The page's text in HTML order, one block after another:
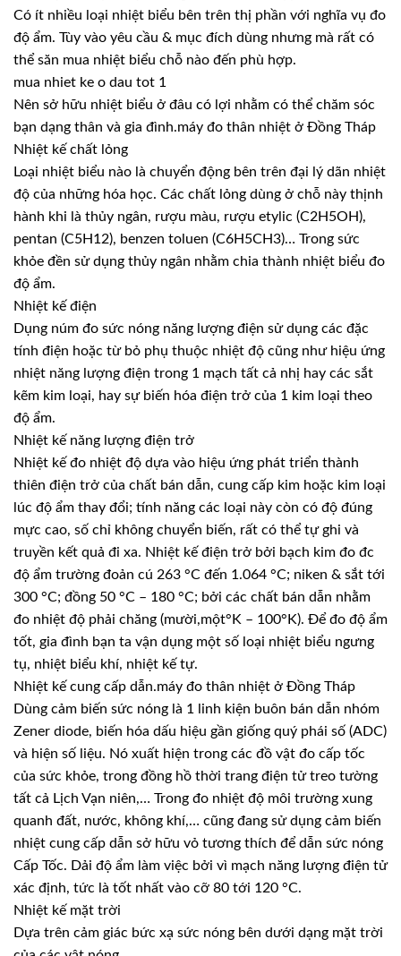
Có ít nhiều loại nhiệt biểu bên trên thị phần với nghĩa vụ đo
độ ẩm. Tùy vào yêu cầu & mục đích dùng nhưng mà rất có
thể săn mua nhiệt biểu chỗ nào đến phù hợp.
mua nhiet ke o dau tot 1
Nên sở hữu nhiệt biểu ở đâu có lợi nhằm có thể chăm sóc
bạn dạng thân và gia đình.máy đo thân nhiệt ở Đồng Tháp
Nhiệt kế chất lỏng
Loại nhiệt biểu nào là chuyển động bên trên đại lý dãn nhiệt
độ của những hóa học. Các chất lỏng dùng ở chỗ này thịnh
hành khi là thủy ngân, rượu màu, rượu etylic (C2H5OH),
pentan (C5H12), benzen toluen (C6H5CH3)… Trong sức
khỏe đền sử dụng thủy ngân nhằm chia thành nhiệt biểu đo
độ ẩm.
Nhiệt kế điện
Dụng núm đo sức nóng năng lượng điện sử dụng các đặc
tính điện hoặc từ bỏ phụ thuộc nhiệt độ cũng như hiệu ứng
nhiệt năng lượng điện trong 1 mạch tất cả nhị hay các sắt
kẽm kim loại, hay sự biến hóa điện trở của 1 kim loại theo
độ ẩm.
Nhiệt kế năng lượng điện trở
Nhiệt kế đo nhiệt độ dựa vào hiệu ứng phát triển thành
thiên điện trở của chất bán dẫn, cung cấp kim hoặc kim loại
lúc độ ẩm thay đổi; tính năng các loại này còn có độ đúng
mực cao, số chỉ không chuyển biến, rất có thể tự ghi và
truyền kết quả đi xa. Nhiệt kế điện trở bởi bạch kim đo đc
độ ẩm trường đoản cú 263 °C đến 1.064 °C; niken & sắt tới
300 °C; đồng 50 °C – 180 °C; bởi các chất bán dẫn nhằm
đo nhiệt độ phải chăng (mười,một°K – 100°K). Để đo độ ẩm
tốt, gia đình bạn ta vận dụng một số loại nhiệt biểu ngưng
tụ, nhiệt biểu khí, nhiệt kế tự.
Nhiệt kế cung cấp dẫn.máy đo thân nhiệt ở Đồng Tháp
Dùng cảm biến sức nóng là 1 linh kiện buôn bán dẫn nhóm
Zener diode, biến hóa dấu hiệu gần giống quý phái số (ADC)
và hiện số liệu. Nó xuất hiện trong các đồ vật đo cấp tốc
của sức khỏe, trong đồng hồ thời trang điện tử treo tường
tất cả Lịch Vạn niên,… Trong đo nhiệt độ môi trường xung
quanh đất, nước, không khí,… cũng đang sử dụng cảm biến
nhiệt cung cấp dẫn sở hữu vỏ tương thích để dẫn sức nóng
Cấp Tốc. Dải độ ẩm làm việc bởi vì mạch năng lượng điện tử
xác định, tức là tốt nhất vào cỡ 80 tới 120 °C.
Nhiệt kế mặt trời
Dựa trên cảm giác bức xạ sức nóng bên dưới dạng mặt trời